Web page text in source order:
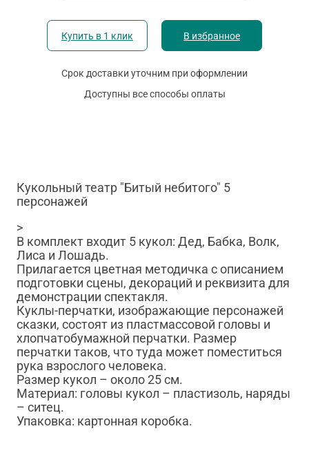
Купить в 1 клик В избранное
Срок доставки уточним при оформлении
Доступны все способы оплаты
Кукольный театр "Битый небитого" 5
персонажей
>
В комплект входит 5 кукол: Дед, Бабка, Волк,
Лиса и Лошадь.
Прилагается цветная методичка с описанием
подготовки сцены, декораций и реквизита для
демонстрации спектакля.
Куклы-перчатки, изображающие персонажей
сказки, состоят из пластмассовой головы и
хлопчатобумажной перчатки. Размер
перчатки таков, что туда может поместиться
рука взрослого человека.
Размер кукол – около 25 см.
Материал: головы кукол – пластизоль, наряды
– ситец.
Упаковка: картонная коробка.